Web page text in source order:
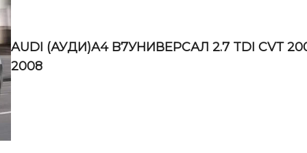
AUDI (АУДИ)A4 B7УНИВЕРСАЛ 2.7 TDI CVТ
2008